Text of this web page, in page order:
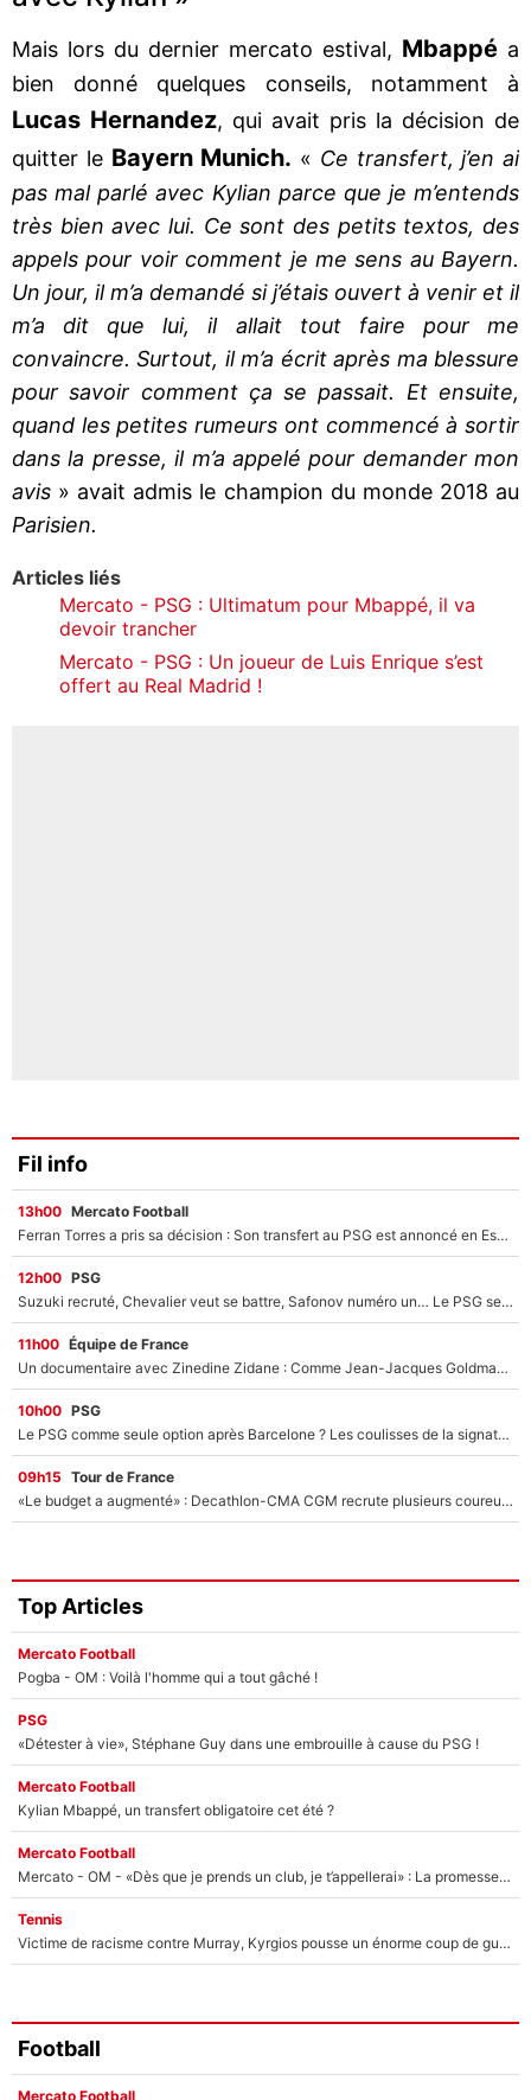
Mais lors du dernier mercato estival, Mbappé a
bien donné quelques conseils, notamment à
Lucas Hernandez, qui avait pris la décision de
quitter leBayern Munich. « Ce transfert, j’en ai
pas mal parlé avec Kylian parce que je m’entends
très bien avec lui. Ce sont des petits textos, des
appels pour voir comment je me sens au Bayern.
Un jour, il m’a demandé si j’étais ouvert à venir et il
m’a dit que lui, il allait tout faire pour me
convaincre. Surtout, il m’a écrit après ma blessure
pour savoir comment ça se passait. Et ensuite,
quand les petites rumeurs ont commencé à sortir
dans la presse, il m’a appelé pour demander mon
avis » avait admis le champion du monde 2018 au
Parisien.
Articles liés
Mercato - PSG : Ultimatum pour Mbappé, il va
devoir trancher
Mercato - PSG : Un joueur de Luis Enrique s’est
offert au Real Madrid !
Fil info
13h00 Mercato Football
Ferran Torres a pris sa décision : Son transfert au PSG est annoncé en Espagne !
12h00 PSG
Suzuki recruté, Chevalier veut se battre, Safonov numéro un… Le PSG se lance encore dans un gros chantier pour le poste de gardien de but
11h00 Équipe de France
Un documentaire avec Zinedine Zidane : Comme Jean-Jacques Goldman et Mylène Farmer, le nouveau sélectionneur de l'équipe de France a recalé une journaliste très connue
10h00 PSG
Le PSG comme seule option après Barcelone ? Les coulisses de la signature historique de Lionel Messi sont révélées au grand jour !
09h15 Tour de France
«Le budget a augmenté» : Decathlon-CMA CGM recrute plusieurs coureurs pour offrir à Paul Seixas une équipe pour gagner le Tour de France 2027
Top Articles
Mercato Football
Pogba - OM : Voilà l'homme qui a tout gâché !
PSG
«Détester à vie», Stéphane Guy dans une embrouille à cause du PSG !
Mercato Football
Kylian Mbappé, un transfert obligatoire cet été ?
Mercato Football
Mercato - OM - «Dès que je prends un club, je t’appellerai» : La promesse de Marcelino au moment de claquer la porte
Tennis
Victime de racisme contre Murray, Kyrgios pousse un énorme coup de gueule !
Football
Mercato Football